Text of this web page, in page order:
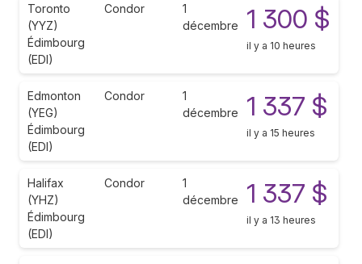
Toronto
(YYZ)
Édimbourg
(EDI)
Condor
1
décembre
1 300 $
il y a 10 heures
Edmonton
(YEG)
Édimbourg
(EDI)
Condor
1
décembre
1 337 $
il y a 15 heures
Halifax
(YHZ)
Édimbourg
(EDI)
Condor
1
décembre
1 337 $
il y a 13 heures